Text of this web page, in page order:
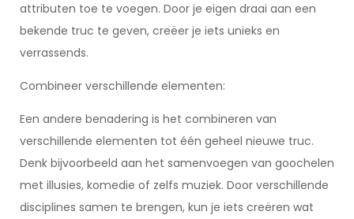
attributen toe te voegen. Door je eigen draai aan een
bekende truc te geven, creëer je iets unieks en
verrassends.
Combineer verschillende elementen:
Een andere benadering is het combineren van
verschillende elementen tot één geheel nieuwe truc.
Denk bijvoorbeeld aan het samenvoegen van goochelen
met illusies, komedie of zelfs muziek. Door verschillende
disciplines samen te brengen, kun je iets creëren wat